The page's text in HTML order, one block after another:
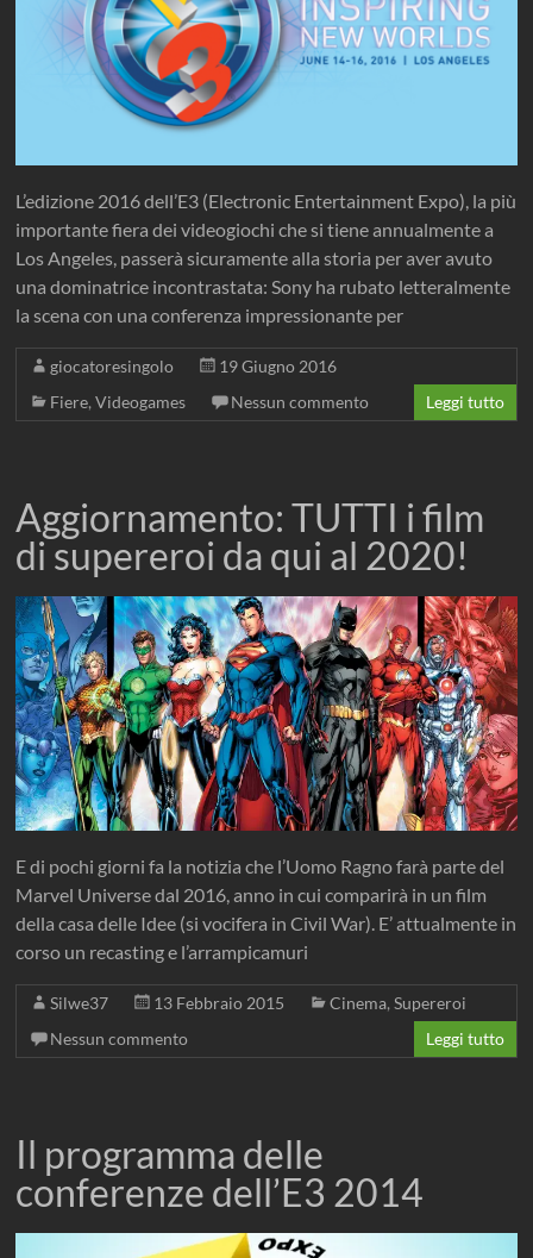
L’edizione 2016 dell’E3 (Electronic Entertainment Expo), la più
importante fiera dei videogiochi che si tiene annualmente a
Los Angeles, passerà sicuramente alla storia per aver avuto
una dominatrice incontrastata: Sony ha rubato letteralmente
la scena con una conferenza impressionante per
giocatoresingolo
19 Giugno 2016
Fiere,Videogames Nessun commento Leggi tutto
Aggiornamento: TUTTI i film
di supereroi da qui al 2020!
E di pochi giorni fa la notizia che l’Uomo Ragno farà parte del
Marvel Universe dal 2016, anno in cui comparirà in un film
della casa delle Idee (si vocifera in Civil War). E’ attualmente in
corso un recasting e l’arrampicamuri
Silwe37 13 Febbraio 2015 Cinema,Supereroi
Nessun commento
Leggi tutto
Il programma delle
conferenze dell’E3 2014